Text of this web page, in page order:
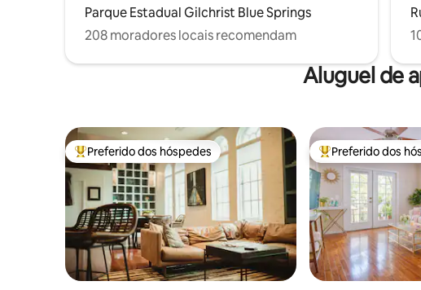
Parque Estadual Gilchrist Blue Springs
208 moradores locais recomendam
Aluguel de
Entre os melhores preferidos dos hóspedes
Preferido dos hóspedes Entre os melhores
Preferido dos